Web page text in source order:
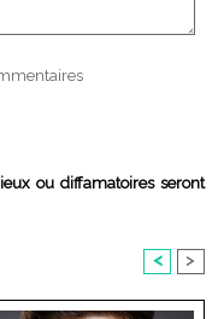
ou diffamatoires seront
< >